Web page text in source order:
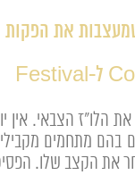
את הפקות
בהם מתחמים
את הקצב שלו.